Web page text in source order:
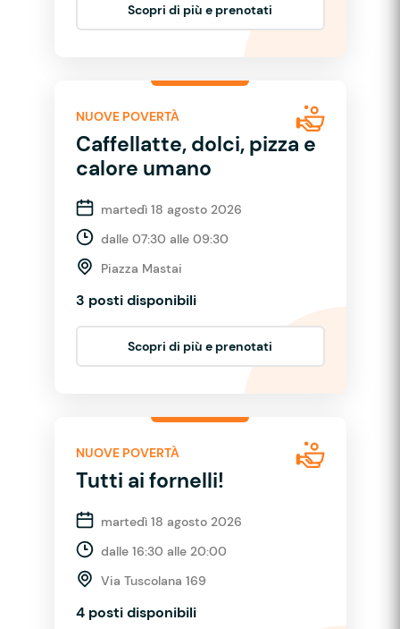
Scopri di più e prenotati
NUOVE POVERTÀ
Caffellatte, dolci, pizza e
calore umano
martedì 18 agosto 2026
dalle 07:30 alle 09:30
Piazza Mastai
3 posti disponibili
Scopri di più e prenotati
NUOVE POVERTÀ
Tutti ai fornelli!
martedì 18 agosto 2026
dalle 16:30 alle 20:00
Via Tuscolana 169
4 posti disponibili